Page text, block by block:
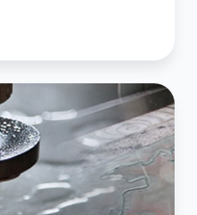
mermerden…